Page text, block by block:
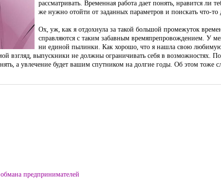
рассматривать. Временная работа дает понять, нравится ли
же нужно отойти от заданных параметров и поискать что-то
Ох, уж, как я отдохнула за такой большой промежуток
справляются с таким забавным времяпрепровождением. У
ни единой пылинки. Как хорошо, что я нашла свою
взгляд, выпускники не должны ограничивать себя в возможностях.
а увлечение будет вашим спутником на долгие годы. Об этом тоже
предпринимателей